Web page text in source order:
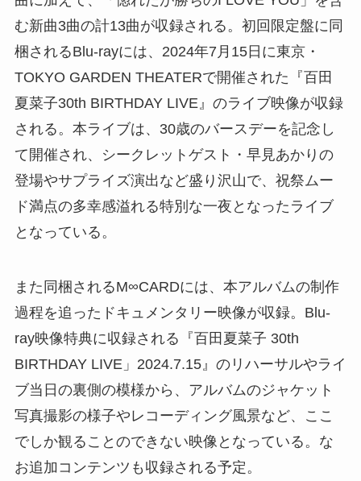
む新曲3曲の計13曲が収録される。初回限定盤に同
梱されるBlu-rayには、2024年7月15日に東京・
TOKYO GARDEN THEATERで開催された『百田
夏菜子30th BIRTHDAY LIVE』のライブ映像が収録
される。本ライブは、30歳のバースデーを記念し
て開催され、シークレットゲスト・早見あかりの
登場やサプライズ演出など盛り沢山で、祝祭ムー
ド満点の多幸感溢れる特別な一夜となったライブ
となっている。
また同梱されるM∞CARDには、本アルバムの制作
過程を追ったドキュメンタリー映像が収録。Blu-
ray映像特典に収録される『百田夏菜子 30th
BIRTHDAY LIVE」2024.7.15』のリハーサルやライ
ブ当日の裏側の模様から、アルバムのジャケット
写真撮影の様子やレコーディング風景など、ここ
でしか観ることのできない映像となっている。な
お追加コンテンツも収録される予定。